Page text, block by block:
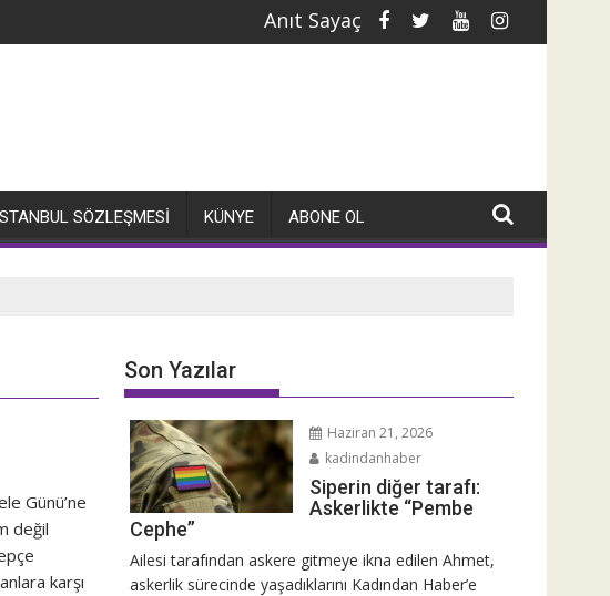
öpmeyeyim, HPV'liyim Normların çatlağında bir
Anıt Sayaç
SÖZLEŞMESI KÜNYE ABONE OL
Günü’ne
değil
karşı
Son Yazılar
Haziran 21, 2026
kadindanhaber
Siperin diğer tarafı:
Askerlikte “Pembe
Cephe”
Ailesi tarafından askere gitmeye ikna edilen Ahmet,
askerlik sürecinde yaşadıklarını Kadından Haber’e